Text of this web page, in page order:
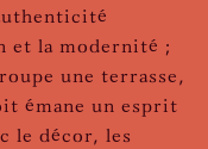
et la modernité ;
une terrasse,
émane un esprit
le décor, les